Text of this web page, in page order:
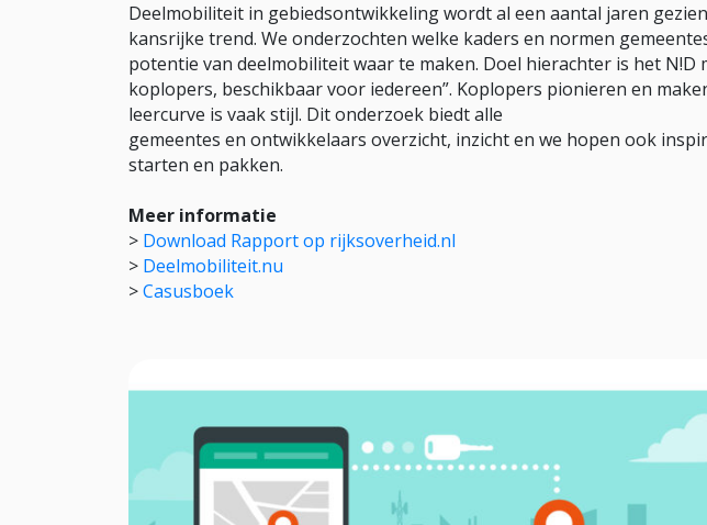
Deelmobiliteit in gebiedsontwikkeling wordt al een aantal jaren
kansrijke trend. We onderzochten welke kaders en normen
potentie van deelmobiliteit waar te maken. Doel hierachter is het N!D
koplopers, beschikbaar voor iedereen”. Koplopers pionieren en
leercurve is vaak stijl. Dit onderzoek biedt alle
gemeentes en ontwikkelaars overzicht, inzicht en we hopen ook
starten en pakken.
Meer informatie
> Download Rapport op rijksoverheid.nl
> Deelmobiliteit.nu
>Casusboek